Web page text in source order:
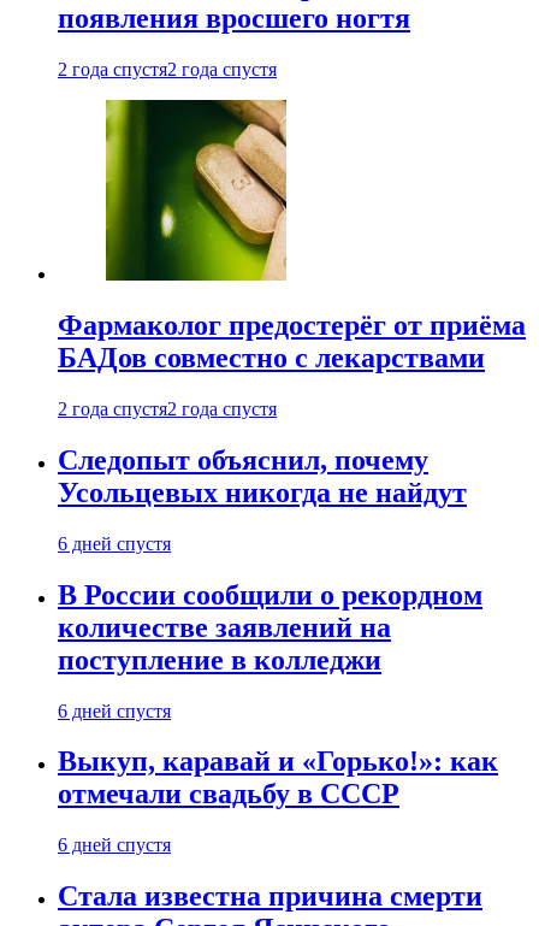
появления вросшего ногтя
2 года спустя2 года спустя
Фармаколог предостерёг от приёма
БАДов совместно с лекарствами
2 года спустя2 года спустя
Следопыт объяснил, почему
Усольцевых никогда не найдут
6 дней спустя
В России сообщили о рекордном
количестве заявлений на
поступление в колледжи
6 дней спустя
Выкуп, каравай и «Горько!»: как
отмечали свадьбу в СССР
6 дней спустя
Стала известна причина смерти